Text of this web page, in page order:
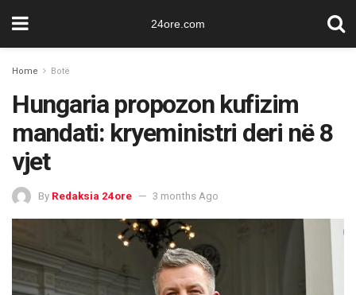
24ore.com
Home Botë
Hungaria propozon kufizim
mandati: kryeministri deri në 8
vjet
By Redaksia 24ore 3 months Ago